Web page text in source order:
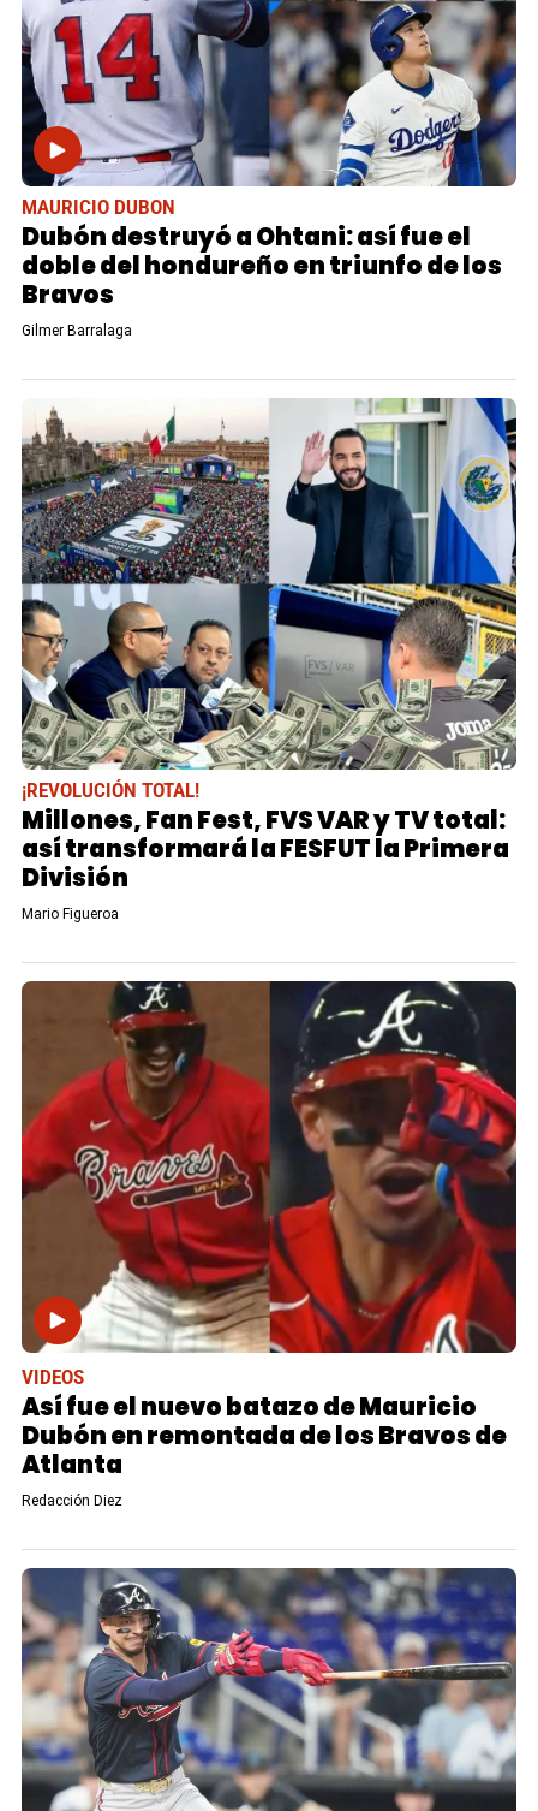
MAURICIO DUBON
Dubón destruyó a Ohtani: así fue el
doble del hondureño en triunfo de los
Bravos
Gilmer Barralaga
¡REVOLUCIÓN TOTAL!
Millones, Fan Fest, FVS VAR y TV total:
así transformará la FESFUT la Primera
División
Mario Figueroa
VIDEOS
Así fue el nuevo batazo de Mauricio
Dubón en remontada de los Bravos de
Atlanta
Redacción Diez